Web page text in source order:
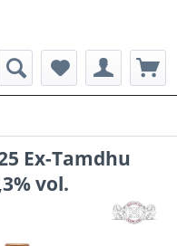
Ex-Tamdhu
vol.